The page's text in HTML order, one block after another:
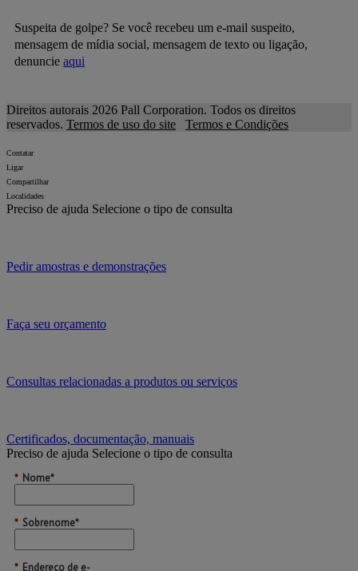
Suspeita de golpe? Se você recebeu um e-mail suspeito,
mensagem de mídia social, mensagem de texto ou ligação,
denuncie aqui
Direitos autorais 2026 Pall Corporation. Todos os direitos
reservados. Termos de uso do site Termos e Condições
Contatar
Ligar
Compartilhar
Localidades
Preciso de ajuda Selecione o tipo de consulta
Pedir amostras e demonstrações
Faça seu orçamento
Consultas relacionadas a produtos ou serviços
Certificados, documentação, manuais
Preciso de ajuda Selecione o tipo de consulta
* Nome*
* Sobrenome*
* Endereço de e-